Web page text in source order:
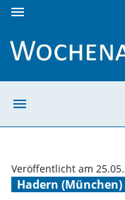
menu
menu
Hadern (München)
Veröffentlicht am